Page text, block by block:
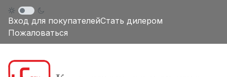
Вход для покупателейСтать дилером
Пожаловаться